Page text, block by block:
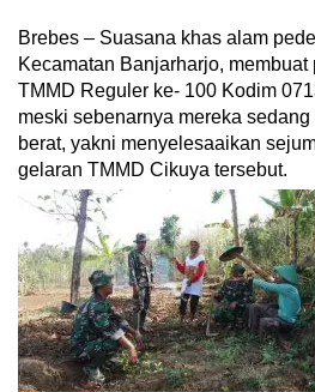
Brebes – Suasana khas alam
Kecamatan Banjarharjo,
TMMD Reguler ke- 100 Kodim
meski sebenarnya mereka
berat, yakni menyelesaaikan
gelaran TMMD Cikuya tersebut.